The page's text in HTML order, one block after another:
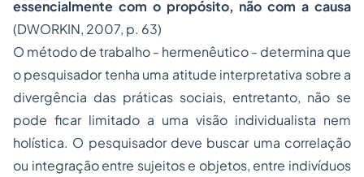
essencialmente com o propósito, não com a causa
(DWORKIN, 2007, p. 63)
O método de trabalho - hermenêutico - determina que
o pesquisador tenha uma atitude interpretativa sobre a
divergência das práticas sociais, entretanto, não se
pode ficar limitado a uma visão individualista nem
holística. O pesquisador deve buscar uma correlação
ou integração entre sujeitos e objetos, entre indivíduos